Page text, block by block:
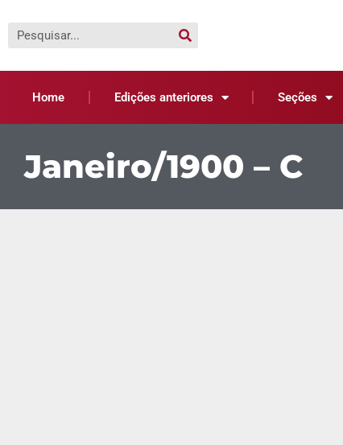
Home Edições anteriores Seções
Janeiro/1900 – C